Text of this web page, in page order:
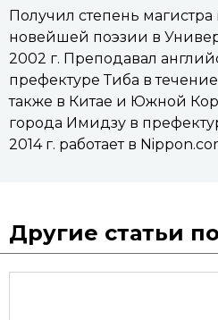
Получил степень
новейшей поэзии в
2002 г. Преподавал
префектуре Тиба в
также в Китае и Южной
города Имидзу в
2014 г. работает в
Другие статьи